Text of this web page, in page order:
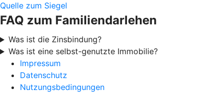
Quelle zum Siegel
FAQ zum Familiendarlehen
Was ist die Zinsbindung?
Was ist eine selbst-genutzte Immobilie?
Impressum
Datenschutz
Nutzungsbedingungen